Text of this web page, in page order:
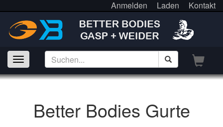
Anmelden Laden Kontakt
Better Bodies Gurte